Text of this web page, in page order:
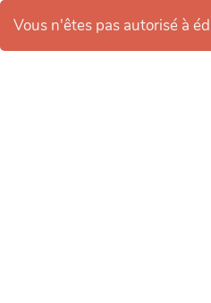
Vous n'êtes pas autorisé à